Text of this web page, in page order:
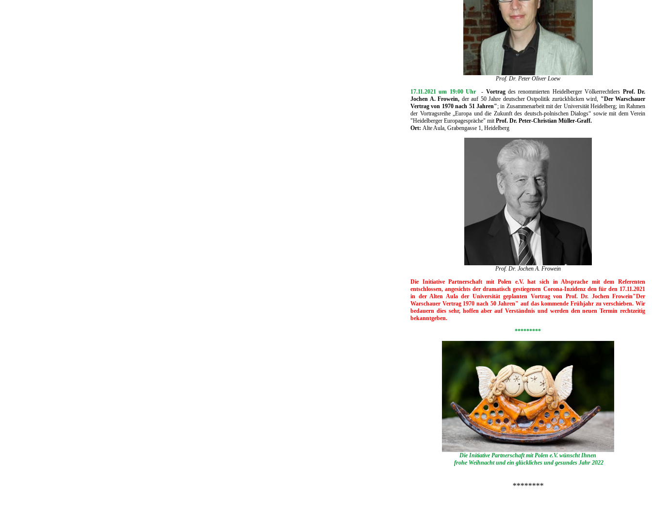
Prof. Dr. Peter Oliver Loew
17.11.2021 um 19:00 Uhr
- Vortragdes renommierten Heidelberger Völkerrechtlers Prof. Dr.
Jochen A. Frowein, der auf 50 Jahre deutscher Ostpolitik zurückblicken wird, "Der Warschauer
Vertrag von 1970 nach 51 Jahren"; in Zusammenarbeit mit der Universität Heidelberg; im Rahmen
der Vortragsreihe „Europa und die Zukunft des deutsch-polnischen Dialogs“ sowie mit dem Verein
"Heidelberger Europagespräche" mitProf. Dr. Peter-Christian Müller-Graff.
Ort: Alte Aula, Grabengasse 1, Heidelberg
Prof. Dr. Jochen A. Frowein
Die Initiative Partnerschaft mit Polen e.V. hat sich in Absprache mit dem Referenten
entschlossen, angesichts der dramatisch gestiegenen Corona-Inzidenz den für den 17.11.2021
in der Alten Aula der Universität geplanten Vortrag von Prof. Dr. Jochen Frowein"Der
Warschauer Vertrag 1970 nach 50 Jahren" auf das kommende Frühjahr zu verschieben. Wir
bedauern dies sehr, hoffen aber auf Verständnis und werden den neuen Termin rechtzeitig
bekanntgeben.
*********
Die Initiative Partnerschaft mit Polen e.V. wünscht Ihnen
frohe Weihnacht und ein glückliches und gesundes Jahr 2022
********